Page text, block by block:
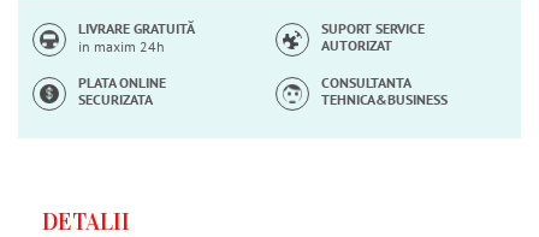
LIVRARE GRATUITĂ
in maxim 24h
SUPORT SERVICE
AUTORIZAT
PLATA ONLINE
SECURIZATA
CONSULTANTA
TEHNICA&BUSINESS
DETALII